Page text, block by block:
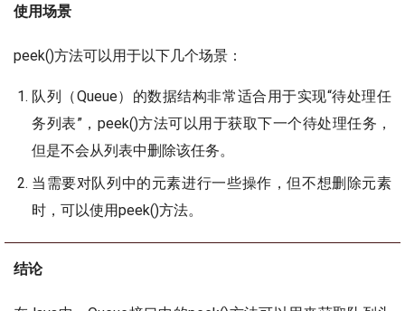
使用场景
peek()方法可以用于以下几个场景：
队列（Queue）的数据结构非常适合用于实现“待处理任
务列表”，peek()方法可以用于获取下一个待处理任务，
但是不会从列表中删除该任务。
当需要对队列中的元素进行一些操作，但不想删除元素
时，可以使用peek()方法。
结论